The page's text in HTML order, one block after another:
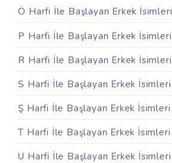
Ö Harfi İle Başlayan Erkek İsimleri
P Harfi İle Başlayan Erkek İsimleri
R Harfi İle Başlayan Erkek İsimleri
S Harfi İle Başlayan Erkek İsimleri
Ş Harfi İle Başlayan Erkek İsimleri
T Harfi İle Başlayan Erkek İsimleri
U Harfi İle Başlayan Erkek İsimleri